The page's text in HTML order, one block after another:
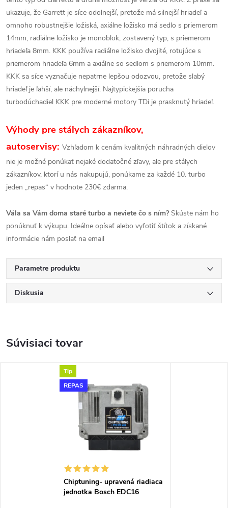
ukazuje, že Garrett je síce odolnejší, pretože má silnejší hriadeľ a
omnoho robustnejšie ložiská, axiálne ložisko má sedlo s priemerom
14mm, radiálne ložisko je monoblok, zostavený typ, s priemerom
hriadeľa 8mm. KKK používa radiálne ložisko dvojité, rotujúce s
priemerom hriadeľa 6mm a axiálne so sedlom s priemerom 10mm.
KKK sa síce vyznačuje nepatrne lepšou odozvou, pretože slabý
hriadeľ je ľahší, ale náchylnejší. Najtypickejšia porucha
turbodúchadiel KKK pre moderné motory TDi je prasknutý hriadeľ.
Výhody pre stálych zákazníkov,
autoservisy: Vzhľadom k cenám kvalitných náhradných dielov
nie je možné ponúkať nejaké dodatočné zľavy, ale pre stálych
zákazníkov, ktorí u nás nakupujú, ponúkame za každé 10. turbo
jeden „repas“ v hodnote 230€ zdarma.
Vála sa Vám doma staré turbo a neviete čo s ním? Skúste nám ho
ponúknuť k výkupu. Ideálne opísať alebo vyfotiť štítok a získané
informácie nám poslať na email
Parametre produktu
Diskusia
Súvisiaci tovar
Tip
REPAS
Chiptuning- upravená riadiaca
jednotka Bosch EDC16